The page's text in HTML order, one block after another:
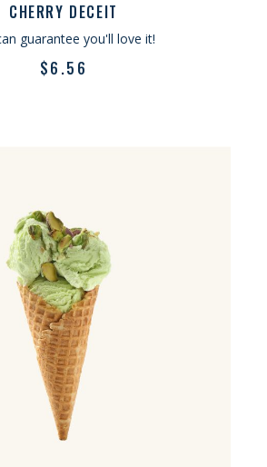
CHERRY DECEIT
guarantee you'll love it!
$6.56